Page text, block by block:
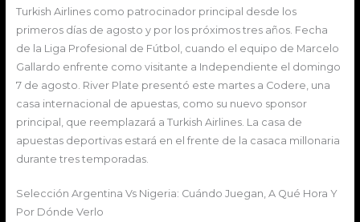
Turkish Airlines como patrocinador principal desde los
primeros días de agosto y por los próximos tres años. Fecha
de la Liga Profesional de Fútbol, cuando el equipo de Marcelo
Gallardo enfrente como visitante a Independiente el domingo
7 de agosto. River Plate presentó este martes a Codere, una
casa internacional de apuestas, como su nuevo sponsor
principal, que reemplazará a Turkish Airlines. La casa de
apuestas deportivas estará en el frente de la casaca millonaria
durante tres temporadas.
Selección Argentina Vs Nigeria: Cuándo Juegan, A Qué Hora Y
Por Dónde Verlo